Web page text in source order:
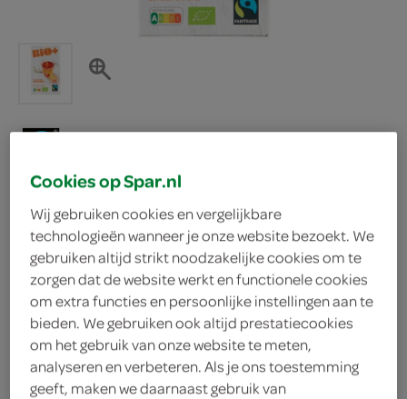
Bio+ Biologische
rooibosthee biologisch
Bio+
2.
25
Cookies op Spar.nl
Wij gebruiken cookies en vergelijkbare
technologieën wanneer je onze website bezoekt. We
gebruiken altijd strikt noodzakelijke cookies om te
zorgen dat de website werkt en functionele cookies
om extra functies en persoonlijke instellingen aan te
bieden. We gebruiken ook altijd prestatiecookies
om het gebruik van onze website te meten,
analyseren en verbeteren. Als je ons toestemming
geeft, maken we daarnaast gebruik van